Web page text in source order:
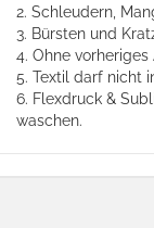
2. Schleudern,
3. Bürsten und
4. Ohne
5. Textil darf nicht
6. Flexdruck &
waschen.